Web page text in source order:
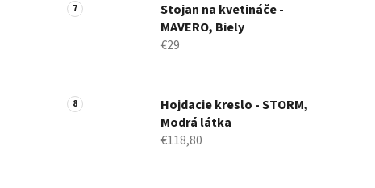
Stojan na kvetináče -
MAVERO, Biely
€29
Hojdacie kreslo - STORM,
Modrá látka
€118,80